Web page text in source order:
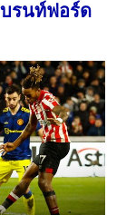
บรนท์ฟอร์ด